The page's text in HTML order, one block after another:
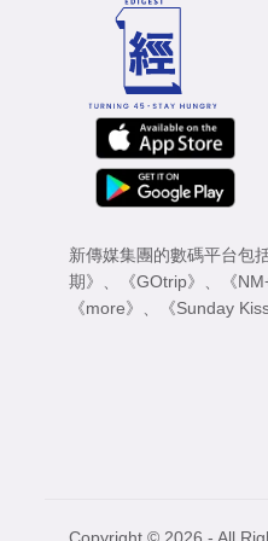
新傳媒集團的數碼平台包
期》
《GOtrip》 《
《more》
《Sunday
Copyright © 2026 - All